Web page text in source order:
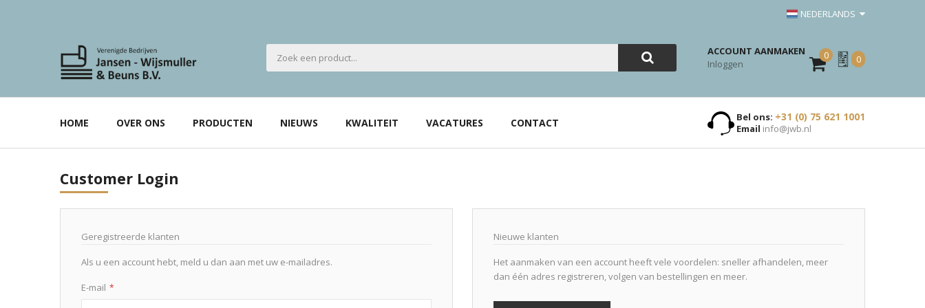
NEDERLANDS
ACCOUNT AANMAKEN
Inloggen
0
Mijn
Offerte
0
HOME OVER ONS PRODUCTEN NIEUWS KWALITEIT VACATURES CONTACT Bel ons: +31 (0) 75 621 1001
Email info@jwb.nl
Customer Login
Geregistreerde klanten
Als u een account hebt, meld u dan aan met uw e-mailadres.
E-mail
Nieuwe klanten
Het aanmaken van een account heeft vele voordelen: sneller afhandelen, meer
dan één adres registreren, volgen van bestellingen en meer.